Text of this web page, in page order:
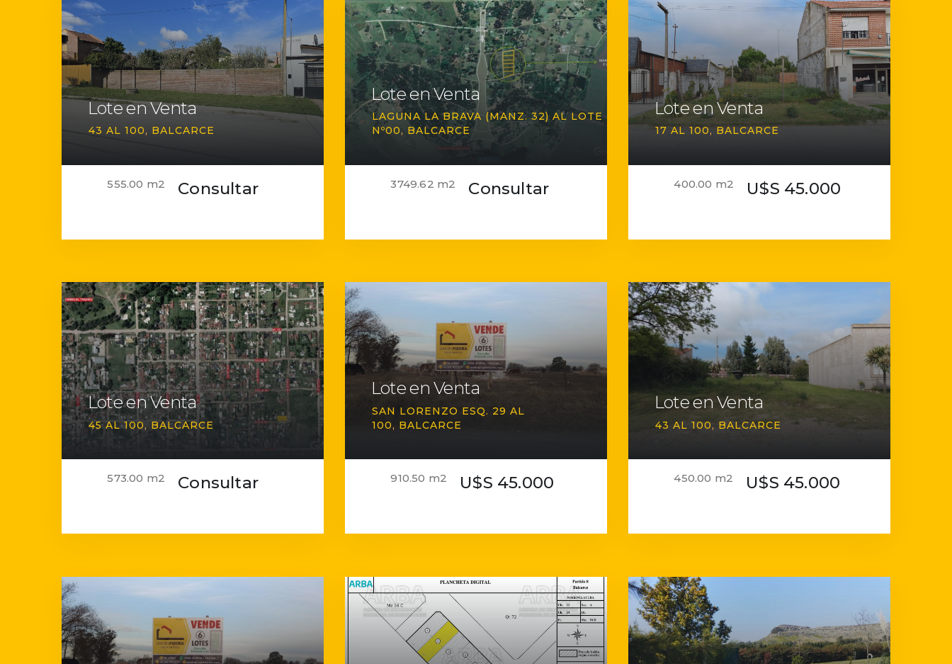
Lote en Venta
43 AL 100 BALCARCE
555.00 m2 Consultar
Lote en Venta
LAGUNA LA BRAVA (MANZ. 32) AL LOTE
Nº00 BALCARCE
3749.62 m2 Consultar
Lote en Venta
17 AL 100 BALCARCE
400.00 m2 U$S 45.000
Lote en Venta
45 AL 100 BALCARCE
573.00 m2 Consultar
Lote en Venta
SAN LORENZO ESQ. 29 AL
100 BALCARCE
910.50 m2 U$S 45.000
Lote en Venta
43 AL 100 BALCARCE
450.00 m2 U$S 45.000